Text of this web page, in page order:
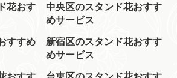
花おす
中央区のスタンド花おすす
めサービス
すすめ
新宿区のスタンド花おすす
めサービス